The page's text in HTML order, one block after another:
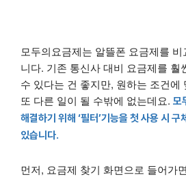
모두의요금제는 알뜰폰 요금제를
니다. 기존 통신사 대비 요금제를 훨
수 있다는 건 좋지만, 원하는 조건에
또 다른 일이 될 수밖에 없는데요. 모
해결하기 위해 ‘필터’기능을 첫 사용 시
있습니다.
먼저, 요금제 찾기 화면으로 들어가